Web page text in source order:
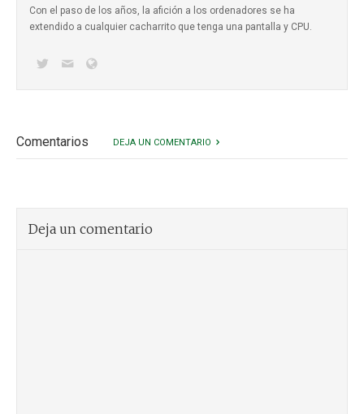
Con el paso de los años, la afición a los ordenadores se ha
extendido a cualquier cacharrito que tenga una pantalla y CPU.
Comentarios DEJA UN COMENTARIO
Deja un comentario